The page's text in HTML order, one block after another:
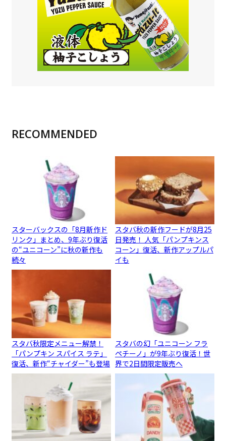
RECOMMENDED
スターバックスの「8月新作ド
リンク」まとめ、9年ぶり復活
の“ユニコーン”に秋の新作も
続々
スタバ秋の新作フードが8月25
日発売！ 人気「パンプキンス
コーン」復活、新作アップルパ
イも
スタバ秋限定メニュー解禁！
「パンプキン スパイス ラテ」
復活、新作“チャイダー”も登場
スタバの幻「ユニコーン フラ
ペチーノ」が9年ぶり復活！世
界で2日間限定販売へ